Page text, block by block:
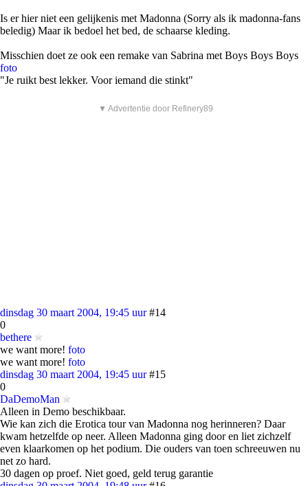
Is er hier niet een gelijkenis met Madonna (Sorry als ik madonna-fans
beledig) Maar ik bedoel het bed, de schaarse kleding.
Misschien doet ze ook een remake van Sabrina met Boys Boys Boys
foto
"Je ruikt best lekker. Voor iemand die stinkt"
▼ Advertentie door Refinery89
dinsdag 30 maart 2004, 19:45 uur #14
0
bethere
we want more! foto
we want more! foto
dinsdag 30 maart 2004, 19:45 uur #15
0
DaDemoMan
Alleen in Demo beschikbaar.
Wie kan zich die Erotica tour van Madonna nog herinneren? Daar
kwam hetzelfde op neer. Alleen Madonna ging door en liet zichzelf
even klaarkomen op het podium. Die ouders van toen schreeuwen nu
net zo hard.
30 dagen op proef. Niet goed, geld terug garantie